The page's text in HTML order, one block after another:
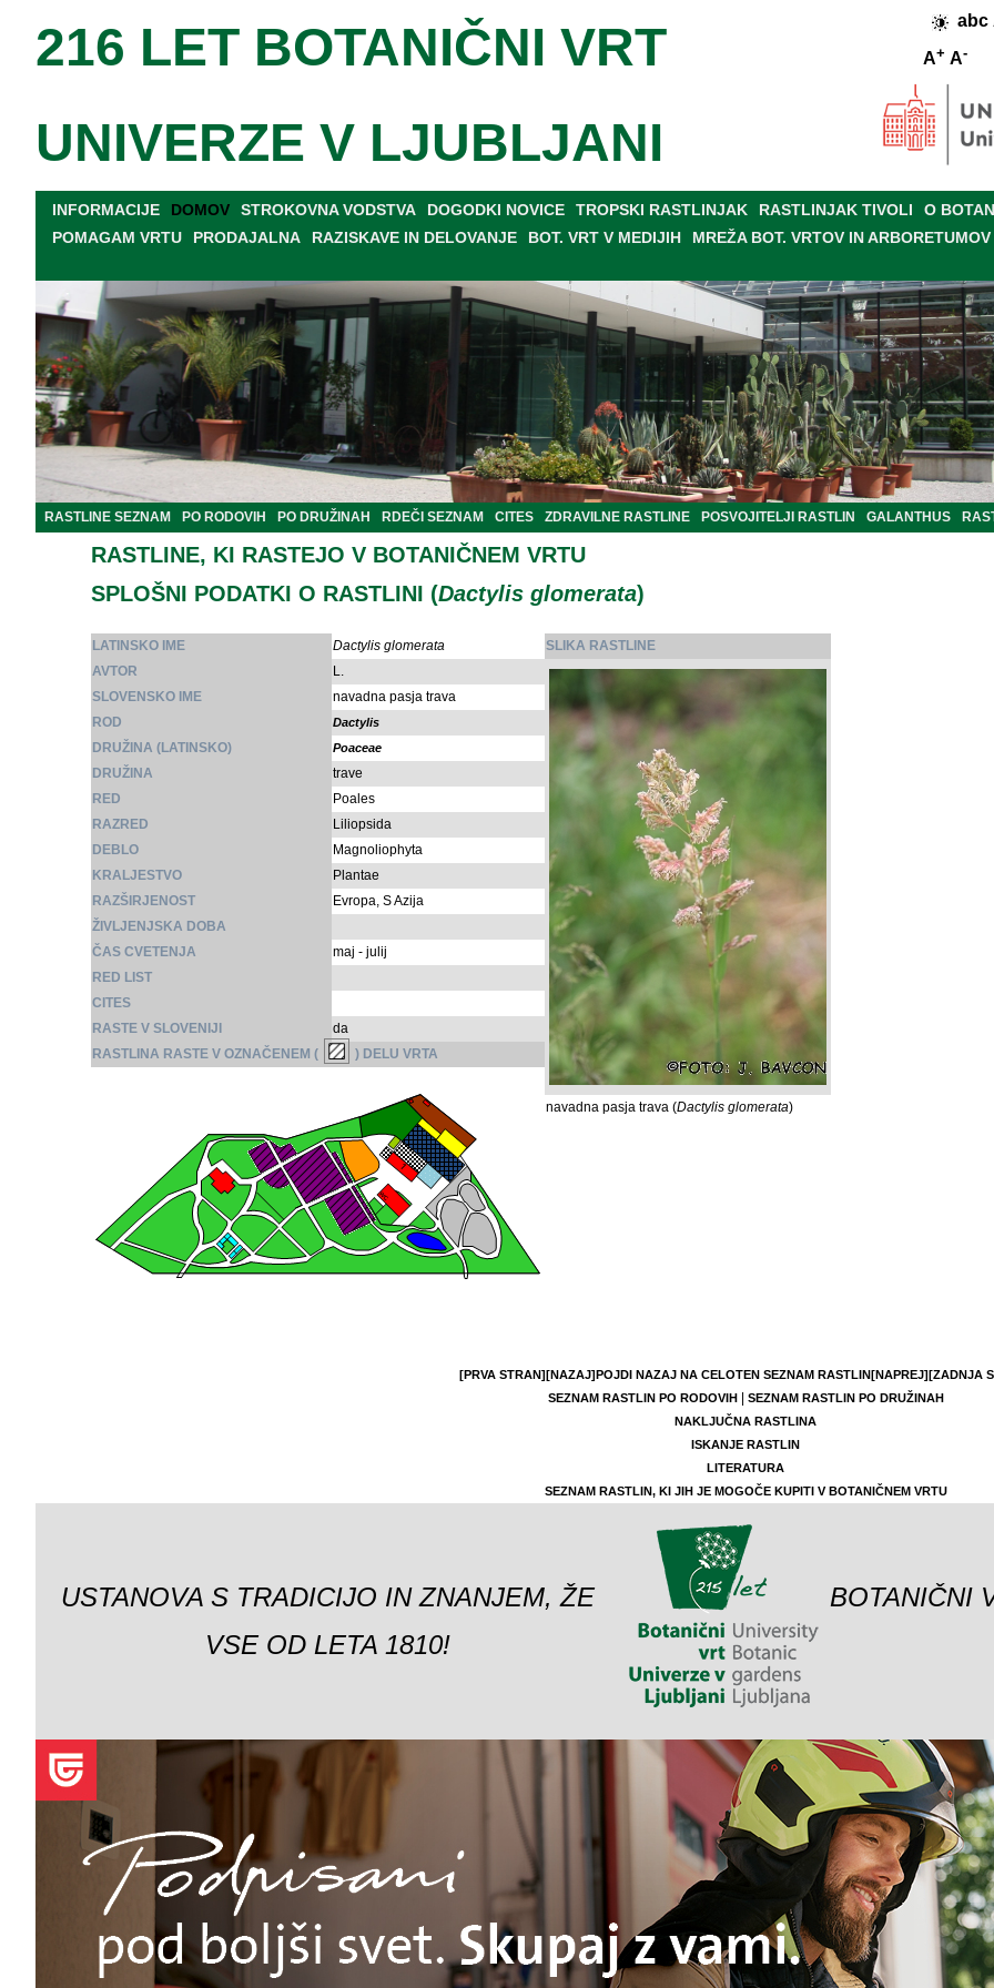
abc
A+ A-
216 LET BOTANIČNI VRT
UNIVERZE V LJUBLJANI
INFORMACIJE DOMOV STROKOVNA VODSTVA DOGODKI NOVICE TROPSKI RASTLINJAK RASTLINJAK TIVOLI O
POMAGAM VRTU
PRODAJALNA RAZISKAVE IN DELOVANJE BOT. VRT V MEDIJIH MREŽA BOT. VRTOV IN ARBORETUMOV
RASTLINE SEZNAM PO RODOVIH PO DRUŽINAH RDEČI SEZNAM CITES ZDRAVILNE RASTLINE POSVOJITELJI RASTLIN GALANTHUS
RASTLINE, KI RASTEJO V BOTANIČNEM VRTU
SPLOŠNI PODATKI O RASTLINI (Dactylis glomerata)
LATINSKO IME
Dactylis glomerata
AVTOR
L.
SLOVENSKO IME
navadna pasja trava
ROD
Dactylis
DRUŽINA (LATINSKO) Poaceae
DRUŽINA
trave
RED
Poales
RAZRED
Liliopsida
DEBLO
Magnoliophyta
KRALJESTVO
Plantae
RAZŠIRJENOST
Evropa, S Azija
ŽIVLJENJSKA DOBA
ČAS CVETENJA
maj - julij
RED LIST
CITES
RASTE V SLOVENIJI
da
RASTLINA RASTE V OZNAČENEM (
) DELU VRTA
SLIKA RASTLINE
navadna pasja trava (Dactylis glomerata)
[PRVA STRAN][NAZAJ]POJDI NAZAJ NA CELOTEN SEZNAM RASTLIN[NAPREJ][ZADNJA
SEZNAM RASTLIN PO RODOVIH|
SEZNAM RASTLIN PO DRUŽINAH
NAKLJUČNA RASTLINA
ISKANJE RASTLIN
LITERATURA
SEZNAM RASTLIN, KI JIH JE MOGOČE KUPITI V BOTANIČNEM VRTU
USTANOVA S TRADICIJO IN ZNANJEM, ŽE
VSE OD LETA 1810!
BOTANIČNI